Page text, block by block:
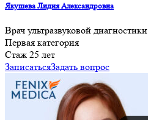
Якушева Лидия Александровна
Врач ультразвуковой диагностики
Первая категория
Cтаж 25 лет
ЗаписатьсяЗадать вопрос